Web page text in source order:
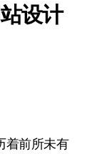
设计